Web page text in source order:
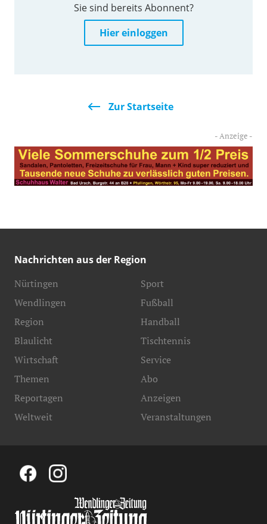
Sie sind bereits Abonnent?
Hier einloggen
Zur Startseite
Nachrichten aus der Region
Nürtingen
Wendlingen
Region
Blaulicht
Sport
Fußball
Handball
Tischtennis
Wirtschaft
Themen
Reportagen
Weltweit
Service
Abo
Anzeigen
Veranstaltungen